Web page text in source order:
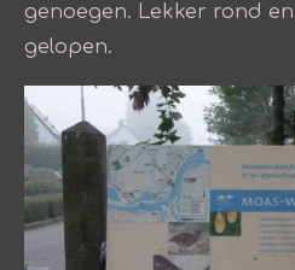
genoegen. Lekker rond
gelopen.